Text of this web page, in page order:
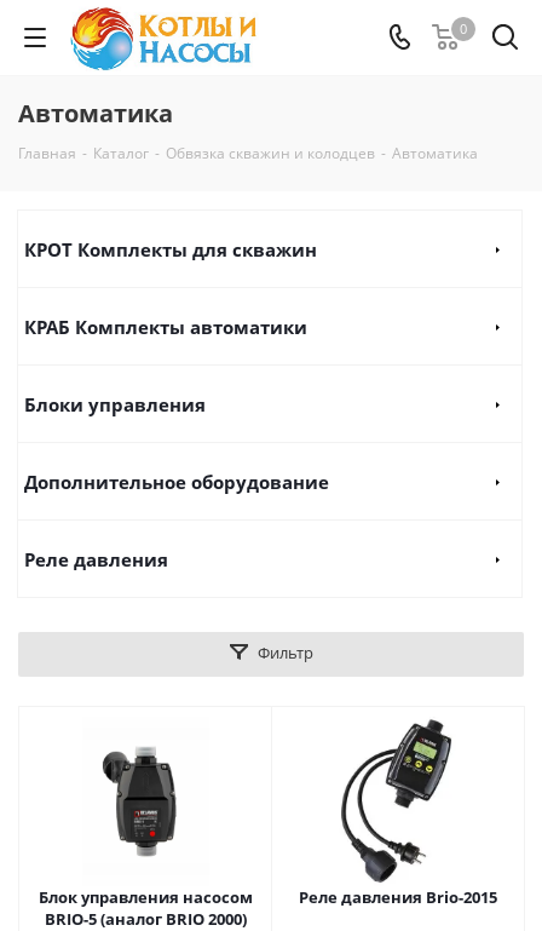
0
Автоматика
Главная - Каталог - Обвязка скважин и колодцев - Автоматика
КРОТ Комплекты для скважин
КРАБ Комплекты автоматики
Блоки управления
Дополнительное оборудование
Реле давления
Фильтр
Блок управления насосом
BRIO-5 (аналог BRIO 2000)
Реле давления Brio-2015